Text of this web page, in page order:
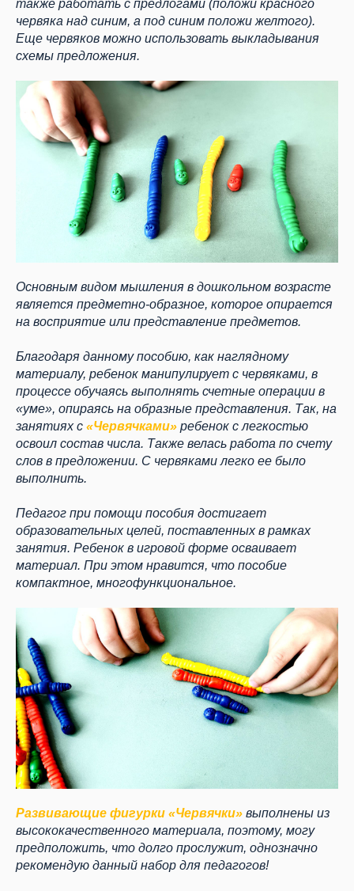
также работать с предлогами (положи красного
червяка над синим, а под синим положи желтого).
Еще червяков можно использовать выкладывания
схемы предложения.
Основным видом мышления в дошкольном возрасте
является предметно-образное, которое опирается
на восприятие или представление предметов.
Благодаря данному пособию, как наглядному
материалу, ребенок манипулирует с червяками, в
процессе обучаясь выполнять счетные операции в
«уме», опираясь на образные представления. Так, на
занятиях с «Червячками» ребенок с легкостью
освоил состав числа. Также велась работа по счету
слов в предложении. С червяками легко ее было
выполнить.
Педагог при помощи пособия достигает
образовательных целей, поставленных в рамках
занятия. Ребенок в игровой форме осваивает
материал. При этом нравится, что пособие
компактное, многофункциональное.
Развивающие фигурки «Червячки» выполнены из
высококачественного материала, поэтому, могу
предположить, что долго прослужит, однозначно
рекомендую данный набор для педагогов!